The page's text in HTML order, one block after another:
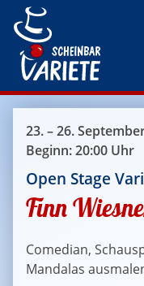
23. – 26.
Beginn: 20:00 Uhr
Open Stage
Finn
Comedian,
Mandalas